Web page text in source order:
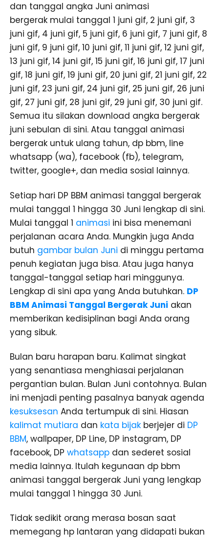
dan tanggal angka Juni animasi
bergerak mulai tanggal 1 juni gif, 2 juni gif, 3
juni gif, 4 juni gif, 5 juni gif, 6 juni gif, 7 juni gif, 8
juni gif, 9 juni gif, 10 juni gif, 11 juni gif, 12 juni gif,
13 juni gif, 14 juni gif, 15 juni gif, 16 juni gif, 17 juni
gif, 18 juni gif, 19 juni gif, 20 juni gif, 21 juni gif, 22
juni gif, 23 juni gif, 24 juni gif, 25 juni gif, 26 juni
gif, 27 juni gif, 28 juni gif, 29 juni gif, 30 juni gif.
Semua itu silakan download angka bergerak
juni sebulan di sini. Atau tanggal animasi
bergerak untuk ulang tahun, dp bbm, line
whatsapp (wa), facebook (fb), telegram,
twitter, google+, dan media sosial lainnya.
Setiap hari DP BBM animasi tanggal bergerak
mulai tanggal 1 hingga 30 Juni lengkap di sini.
Mulai tanggal 1 animasi ini bisa menemani
perjalanan acara Anda. Mungkin juga Anda
butuh gambar bulan Juni di minggu pertama
penuh kegiatan juga bisa. Atau juga hanya
tanggal-tanggal setiap hari minggunya.
Lengkap di sini apa yang Anda butuhkan. DP
BBM Animasi Tanggal Bergerak Juni akan
memberikan kedisiplinan bagi Anda orang
yang sibuk.
Bulan baru harapan baru. Kalimat singkat
yang senantiasa menghiasai perjalanan
pergantian bulan. Bulan Juni contohnya. Bulan
ini menjadi penting pasalnya banyak agenda
kesuksesan Anda tertumpuk di sini. Hiasan
kalimat mutiara dan kata bijak berjejer di DP
BBM, wallpaper, DP Line, DP instagram, DP
facebook, DP whatsapp dan sederet sosial
media lainnya. Itulah kegunaan dp bbm
animasi tanggal bergerak Juni yang lengkap
mulai tanggal 1 hingga 30 Juni.
Tidak sedikit orang merasa bosan saat
memegang hp lantaran yang didapati bukan